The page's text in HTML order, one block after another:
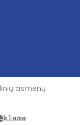
asmenų